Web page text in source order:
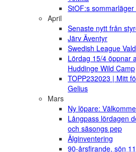
StOF:s
April
Senaste nytt från
Järv Äventyr
Swedish League
Lördag 15/4 öppnar
Huddinge Wild Camp
TOPP232023 | Mitt
Gelius
Mars
Ny löpare:
Långpass lördagen
och säsongs pep
Älginventering
90-årsfirande, sön